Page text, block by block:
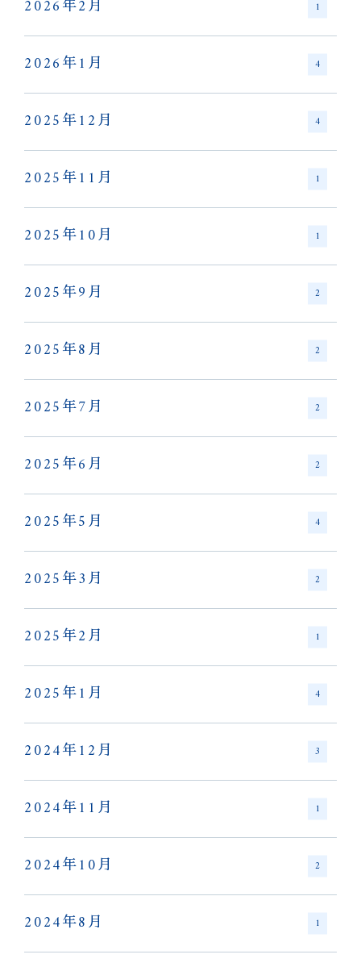
2026年2月 1
2026年1月 4
2025年12月 4
2025年11月 1
2025年10月 1
2025年9月 2
2025年8月 2
2025年7月 2
2025年6月 2
2025年5月 4
2025年3月 2
2025年2月 1
2025年1月 4
2024年12月 3
2024年11月 1
2024年10月 2
2024年8月 1